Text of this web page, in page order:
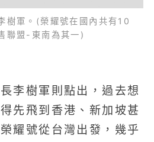
樹軍。(榮耀號在國內共有10
聯盟-東南為其一)
李樹軍則點出，過去想
先飛到香港、新加坡甚
耀號從台灣出發，幾乎